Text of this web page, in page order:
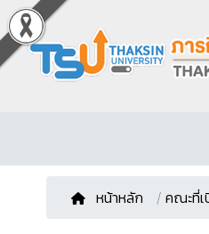
หน้าหลัก / คณะที่